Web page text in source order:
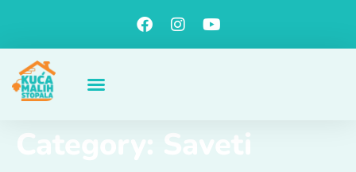
Category: Saveti